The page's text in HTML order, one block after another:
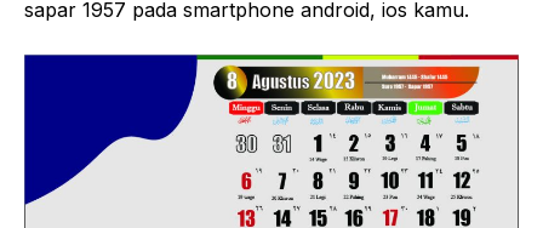
sapar 1957 pada smartphone android, ios kamu.